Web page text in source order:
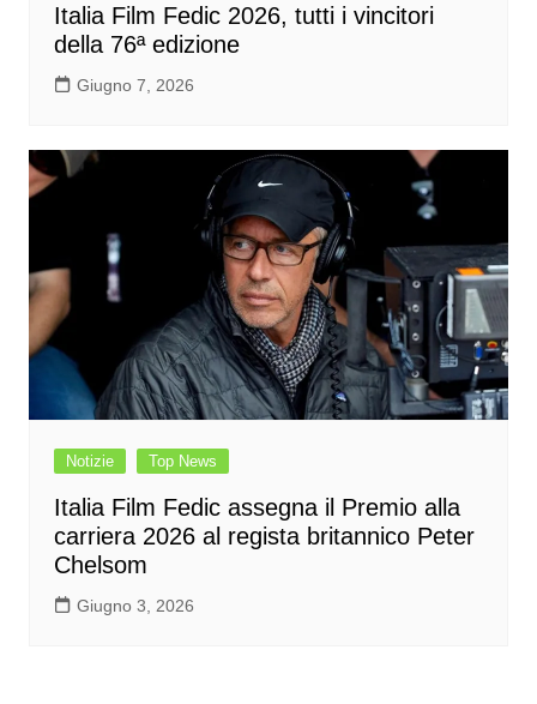
Italia Film Fedic 2026, tutti i vincitori
della 76ª edizione
Giugno 7, 2026
Notizie Top News
Italia Film Fedic assegna il Premio alla
carriera 2026 al regista britannico Peter
Chelsom
Giugno 3, 2026